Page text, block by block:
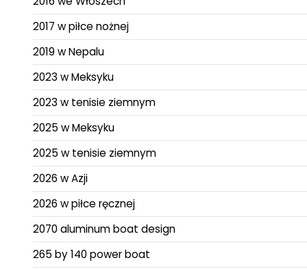
2017 w piłce nożnej
2019 w Nepalu
2023 w Meksyku
2023 w tenisie ziemnym
2025 w Meksyku
2025 w tenisie ziemnym
2026 w Azji
2026 w piłce ręcznej
2070 aluminum boat design
265 by 140 power boat